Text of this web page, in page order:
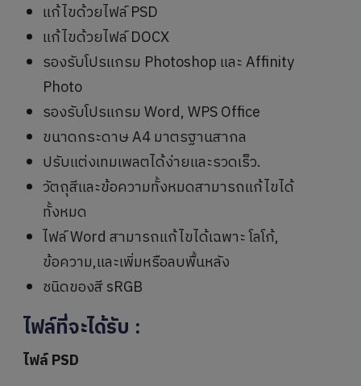
แก้ไขด้วยไฟล์ PSD
แก้ไขด้วยไฟล์ DOCX
รองรับโปรแกรม Photoshop และ Affinity
Photo
รองรับโปรแกรม Word, WPS Office
ขนาดกระดาษ A4 มาตรฐานสากล
ปรับแต่งเทมเพลตได้ง่ายและรวดเร็ว.
วัตถุสีและข้อความทั้งหมดสามารถแก้ไขได้
ทั้งหมด
ไฟล์ Word สามารถแก้ไขได้เฉพาะ โลโก้,
ข้อความ,และเพิ่มหรือลบพื้นหลัง
ชนิดของสี sRGB
ไฟล์ที่จะได้รับ :
ไฟล์ PSD